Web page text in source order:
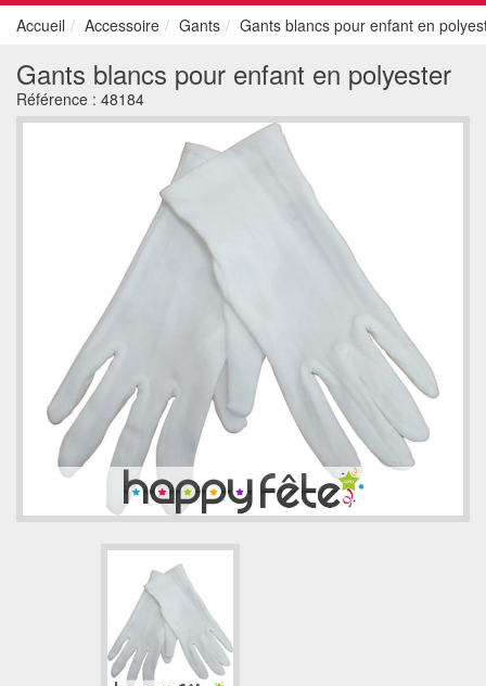
Accueil Accessoire Gants Gants blancs pour enfant en
Gants blancs pour enfant en polyester
Référence : 48184